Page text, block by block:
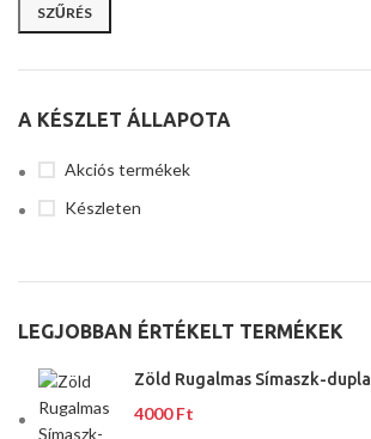
SZŰRÉS
A KÉSZLET ÁLLAPOTA
Akciós termékek
Készleten
LEGJOBBAN ÉRTÉKELT TERMÉKEK
Zöld Rugalmas Símaszk-dupla
4000Ft